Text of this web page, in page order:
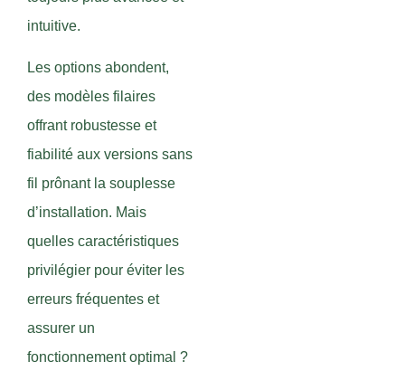
intuitive.
Les options abondent,
des modèles filaires
offrant robustesse et
fiabilité aux versions sans
fil prônant la souplesse
d’installation. Mais
quelles caractéristiques
privilégier pour éviter les
erreurs fréquentes et
assurer un
fonctionnement optimal ?